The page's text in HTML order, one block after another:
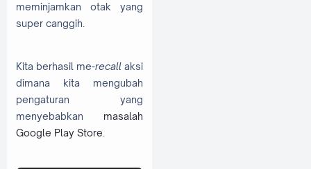
meminjamkan otak yang
super canggih.
Kita berhasil me-recall aksi
dimana kita mengubah
pengaturan yang
menyebabkan masalah
Google Play Store